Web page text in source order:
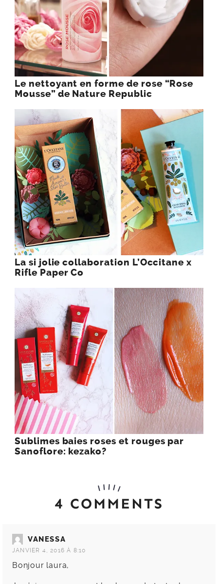
Le nettoyant en forme de rose “Rose
Mousse” de Nature Republic
La si jolie collaboration L’Occitane x
Rifle Paper Co
Sublimes baies roses et rouges par
Sanoflore: kezako?
4 COMMENTS
VANESSA
JANVIER 4, 2016 À 8:10
Bonjour laura,